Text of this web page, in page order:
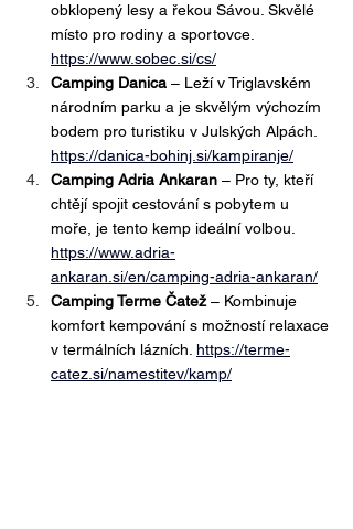
obklopený lesy a řekou Sávou. Skvělé
místo pro rodiny a sportovce.
https://www.sobec.si/cs/
Camping Danica – Leží v Triglavském
národním parku a je skvělým výchozím
bodem pro turistiku v Julských Alpách.
https://danica-bohinj.si/kampiranje/
Camping Adria Ankaran – Pro ty, kteří
chtějí spojit cestování s pobytem u
moře, je tento kemp ideální volbou.
https://www.adria-
ankaran.si/en/camping-adria-ankaran/
Camping Terme Čatež – Kombinuje
komfort kempování s možností relaxace
v termálních lázních. https://terme-
catez.si/namestitev/kamp/